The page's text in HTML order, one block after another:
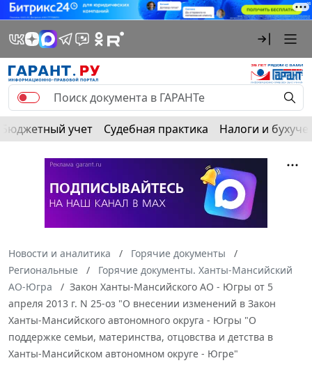
Бюджетный учет Судебная практика Налоги и
Новости и аналитика
Горячие документы
Региональные
Горячие документы. Ханты-Мансийский
АО-Югра
Закон Ханты-Мансийского АО - Югры от 5
апреля 2013 г. N 25-оз "О внесении изменений в Закон
Ханты-Мансийского автономного округа - Югры "О
поддержке семьи, материнства, отцовства и детства в
Ханты-Мансийском автономном округе - Югре"